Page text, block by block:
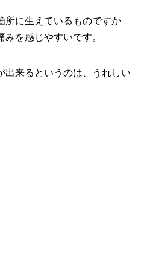
所に生えているものですか
を感じやすいです。
出来るというのは、うれしい